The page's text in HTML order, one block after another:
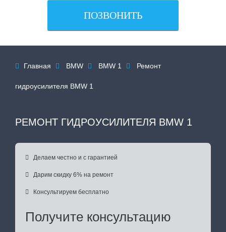
ПОЗВОНИТЬ
 Главная  BMW  BMW 1  Ремонт
гидроусилителя BMW 1
РЕМОНТ ГИДРОУСИЛИТЕЛЯ BMW 1
 Делаем честно и с гарантией
 Дарим скидку 6% на ремонт
 Консультируем бесплатно
Получите консультацию